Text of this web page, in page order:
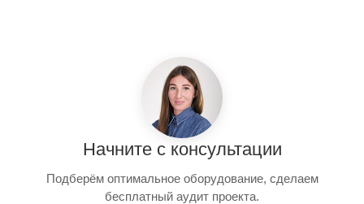
Начните с консультации
Подберём оптимальное оборудование, сделаем
бесплатный аудит проекта.